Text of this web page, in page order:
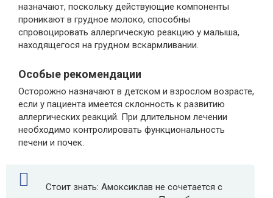
назначают, поскольку действующие компоненты
проникают в грудное молоко, способны
спровоцировать аллергическую реакцию у малыша,
находящегося на грудном вскармливании.
Особые рекомендации
Осторожно назначают в детском и взрослом возрасте,
если у пациента имеется склонность к развитию
аллергических реакций. При длительном лечении
необходимо контролировать функциональность
печени и почек.
Стоит знать: Амоксиклав не сочетается с